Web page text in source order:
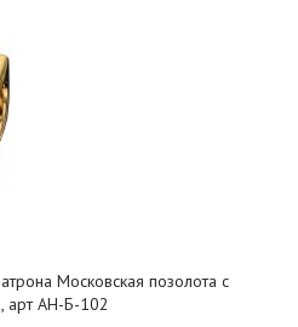
Московская позолота с
арт АН-Б-102